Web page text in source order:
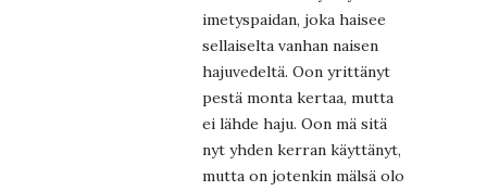
imetyspaidan, joka haisee
sellaiselta vanhan naisen
hajuvedeltä. Oon yrittänyt
pestä monta kertaa, mutta
ei lähde haju. Oon mä sitä
nyt yhden kerran käyttänyt,
mutta on jotenkin mälsä olo